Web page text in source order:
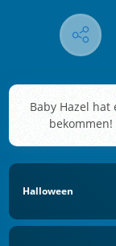
Baby Hazel
Halloween